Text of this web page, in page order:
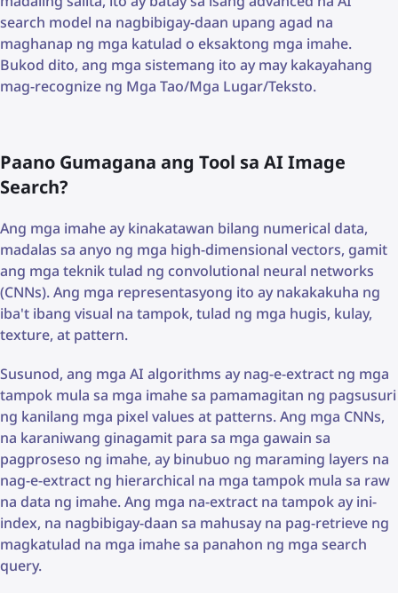
search model na nagbibigay-daan upang agad na
maghanap ng mga katulad o eksaktong mga imahe.
Bukod dito, ang mga sistemang ito ay may kakayahang
mag-recognize ng Mga Tao/Mga Lugar/Teksto.
Paano Gumagana ang Tool sa AI Image
Search?
Ang mga imahe ay kinakatawan bilang numerical data,
madalas sa anyo ng mga high-dimensional vectors, gamit
ang mga teknik tulad ng convolutional neural networks
(CNNs). Ang mga representasyong ito ay nakakakuha ng
iba't ibang visual na tampok, tulad ng mga hugis, kulay,
texture, at pattern.
Susunod, ang mga AI algorithms ay nag-e-extract ng mga
tampok mula sa mga imahe sa pamamagitan ng pagsusuri
ng kanilang mga pixel values at patterns. Ang mga CNNs,
na karaniwang ginagamit para sa mga gawain sa
pagproseso ng imahe, ay binubuo ng maraming layers na
nag-e-extract ng hierarchical na mga tampok mula sa raw
na data ng imahe. Ang mga na-extract na tampok ay ini-
index, na nagbibigay-daan sa mahusay na pag-retrieve ng
magkatulad na mga imahe sa panahon ng mga search
query.